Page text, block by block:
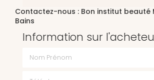
Contactez-nous : Bon institut
Bains
Information sur